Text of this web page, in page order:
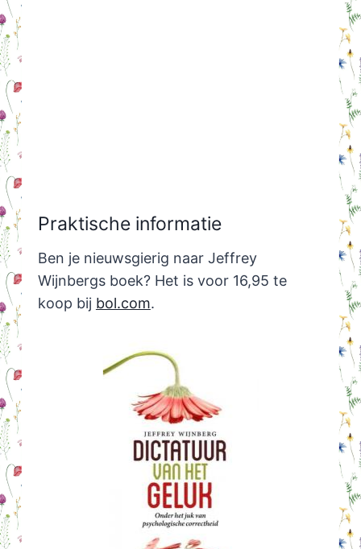
Praktische informatie
Ben je nieuwsgierig naar Jeffrey
Wijnbergs boek? Het is voor 16,95 te
koop bij bol.com.